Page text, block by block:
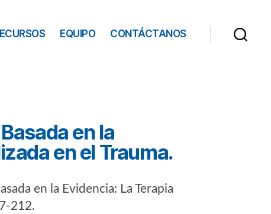
EQUIPO CONTÁCTANOS
en la
en el Trauma.
en la Evidencia: La Terapia
212.